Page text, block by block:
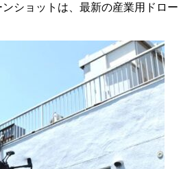
ショットは、最新の産業用ドロー